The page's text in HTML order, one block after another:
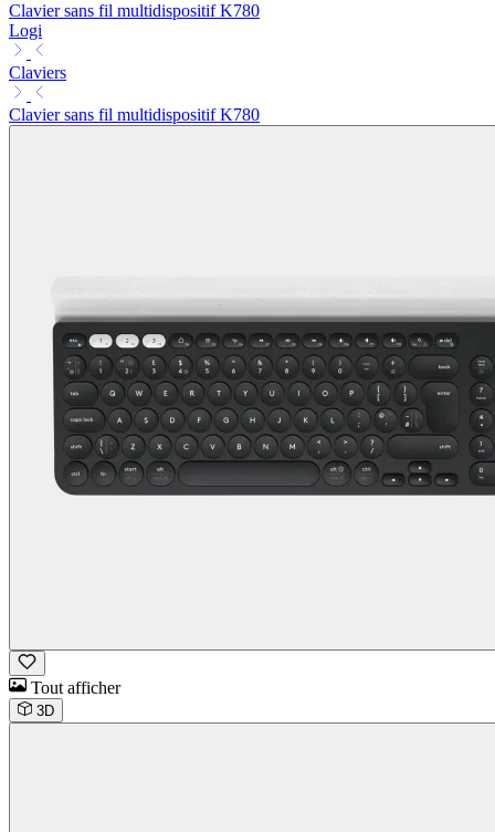
Clavier sans fil multidispositif K780
Logi
Claviers
Clavier sans fil multidispositif K780
Tout afficher
3D